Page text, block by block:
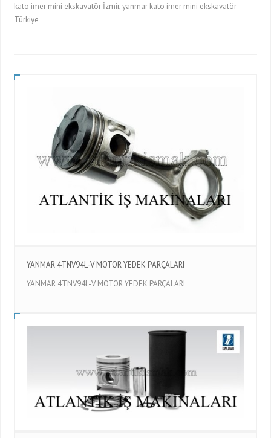
kato imer mini ekskavatör İzmir, yanmar kato imer mini ekskavatör
Türkiye
YANMAR 4TNV94L-V MOTOR YEDEK PARÇALARI
YANMAR 4TNV94L-V MOTOR YEDEK PARÇALARI